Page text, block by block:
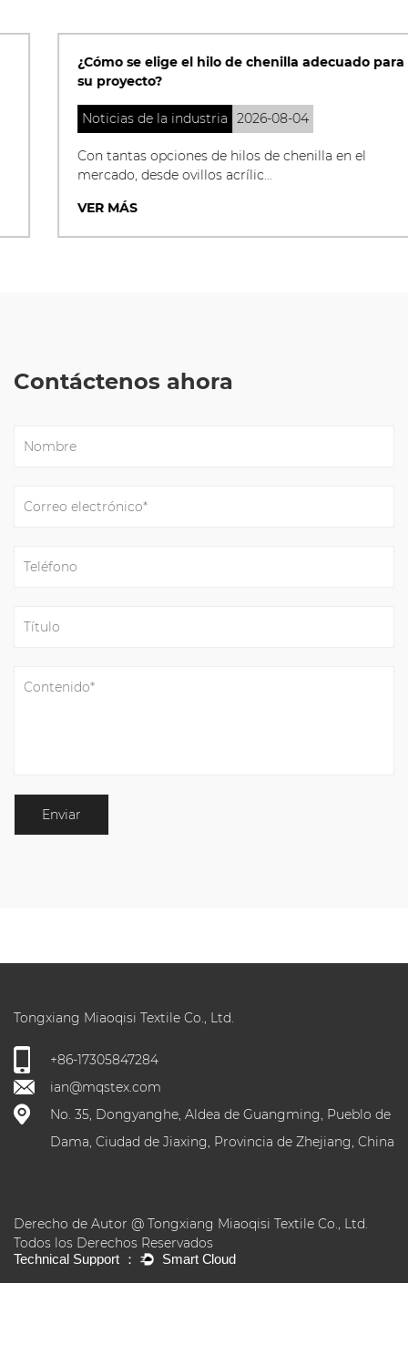
¿Cómo se elige el hilo de chenilla adecuado para
su proyecto?
Noticias de la industria 2026-08-04
Con tantas opciones de hilos de chenilla en el
mercado, desde ovillos acrílic...
VER MÁS
Contáctenos ahora
Tongxiang Miaoqisi Textile Co., Ltd.
+86-17305847284
ian@mqstex.com
No. 35, Dongyanghe, Aldea de Guangming, Pueblo de
Dama, Ciudad de Jiaxing, Provincia de Zhejiang, China
Derecho de Autor @ Tongxiang Miaoqisi Textile Co., Ltd.
Todos los Derechos Reservados